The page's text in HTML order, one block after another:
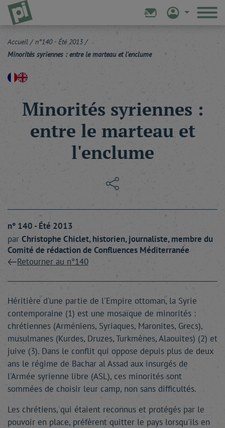
Accueil / n°140 - Été 2013 /
Minorités syriennes : entre le marteau et l'enclume
Minorités syriennes :
entre le marteau et
l'enclume
n° 140 - Été 2013
par Christophe Chiclet, historien, journaliste, membre du
Comité de rédaction de Confluences Méditerranée
Retourner au n°140
Héritière d'une partie de l'Empire ottoman, la Syrie
contemporaine (1) est une mosaïque de minorités :
chrétiennes (Arméniens, Syriaques, Maronites, Grecs),
musulmanes (Kurdes, Druzes, Turkmènes, Alaouites) (2) et
juive (3). Dans le conflit qui oppose depuis plus de deux
ans le régime de Bachar al Assad aux insurgés de
l'Armée syrienne libre (ASL), ces minorités sont
sommées de choisir leur camp, non sans difficultés.
Les chrétiens, qui étaient reconnus et protégés par le
pouvoir en place, préfèrent quitter le pays lorsqu'ils en